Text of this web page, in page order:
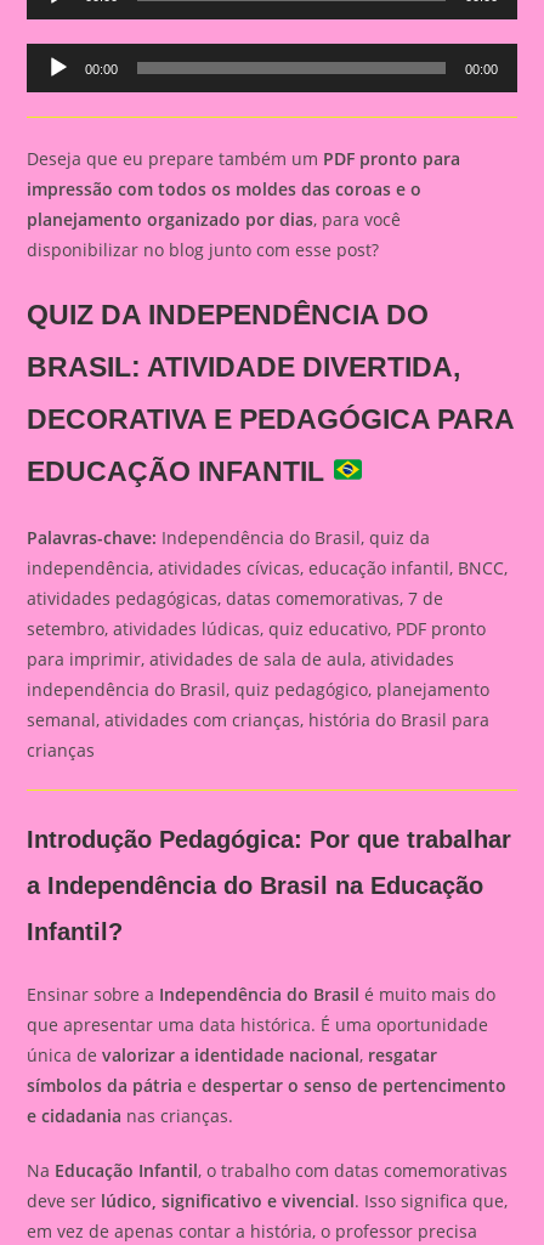
Player
Audio
Player
00:00 00:00
Deseja que eu prepare também um PDF pronto para
impressão com todos os moldes das coroas e o
planejamento organizado por dias, para você
disponibilizar no blog junto com esse post?
QUIZ DA INDEPENDÊNCIA DO
BRASIL: ATIVIDADE DIVERTIDA,
DECORATIVA E PEDAGÓGICA PARA
EDUCAÇÃO INFANTIL
Palavras-chave: Independência do Brasil, quiz da
independência, atividades cívicas, educação infantil, BNCC,
atividades pedagógicas, datas comemorativas, 7 de
setembro, atividades lúdicas, quiz educativo, PDF pronto
para imprimir, atividades de sala de aula, atividades
independência do Brasil, quiz pedagógico, planejamento
semanal, atividades com crianças, história do Brasil para
crianças
Introdução Pedagógica: Por que trabalhar
a Independência do Brasil na Educação
Infantil?
Ensinar sobre a Independência do Brasil é muito mais do
que apresentar uma data histórica. É uma oportunidade
única devalorizar a identidade nacional, resgatar
símbolos da pátria edespertar o senso de pertencimento
e cidadania nas crianças.
Na Educação Infantil, o trabalho com datas comemorativas
deve ser lúdico, significativo e vivencial. Isso significa que,
em vez de apenas contar a história, o professor precisa